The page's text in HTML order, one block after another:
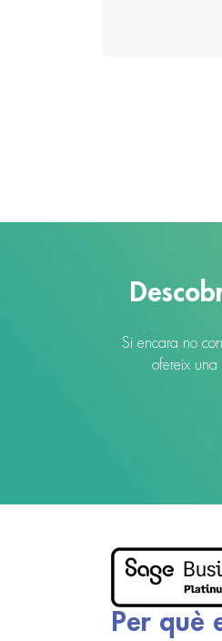
Si encara no
ofereix
Per què